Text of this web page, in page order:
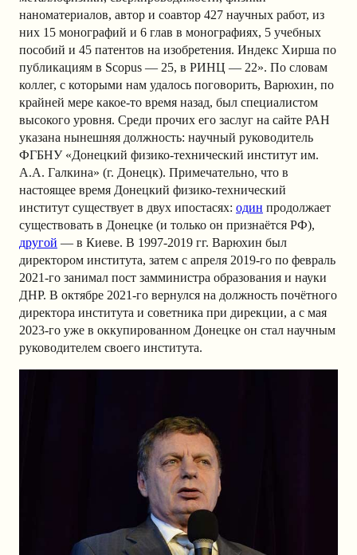
наноматериалов, автор и соавтор 427 научных работ, из
них 15 монографий и 6 глав в монографиях, 5 учебных
пособий и 45 патентов на изобретения. Индекс Хирша по
публикациям в Scopus — 25, в РИНЦ — 22». По словам
коллег, с которыми нам удалось поговорить, Варюхин, по
крайней мере какое-то время назад, был специалистом
высокого уровня. Среди прочих его заслуг на сайте РАН
указана нынешняя должность: научный руководитель
ФГБНУ «Донецкий физико-технический институт им.
А.А. Галкина» (г. Донецк). Примечательно, что в
настоящее время Донецкий физико-технический
институт существует в двух ипостасях: один продолжает
существовать в Донецке (и только он признаётся РФ),
другой — в Киеве. В 1997-2019 гг. Варюхин был
директором института, затем с апреля 2019-го по февраль
2021-го занимал пост замминистра образования и науки
ДНР. В октябре 2021-го вернулся на должность почётного
директора института и советника при дирекции, а с мая
2023-го уже в оккупированном Донецке он стал научным
руководителем своего института.